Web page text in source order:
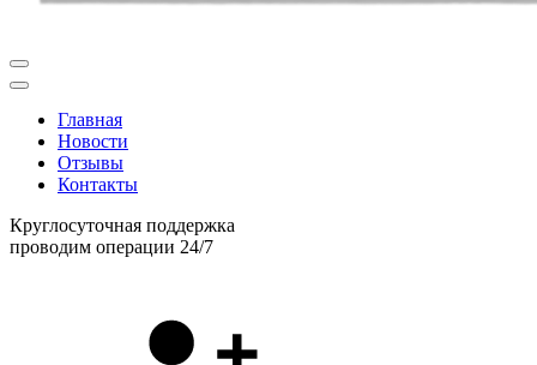
Главная
Новости
Отзывы
Контакты
Круглосуточная поддержка
проводим операции 24/7